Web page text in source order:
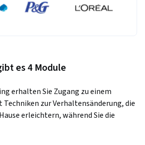
es 4 Module
erhalten Sie Zugang zu einem
zur Verhaltensänderung, die
erleichtern, während Sie die
enthalten Schritt-für-Schritt-